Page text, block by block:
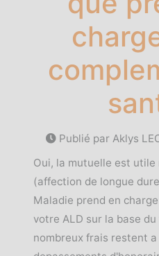
Publié par Aklys
Oui, la mutuelle est utile
(affection de longue
Maladie prend en
votre ALD sur la base
nombreux frais restent